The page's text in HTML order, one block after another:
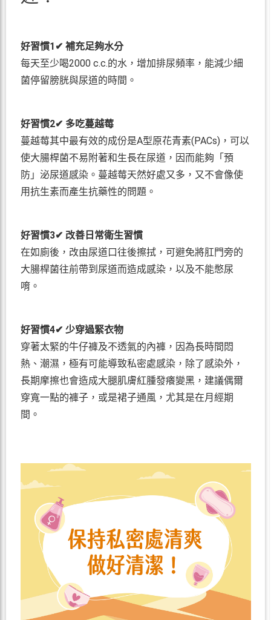
好習慣1✔ 補充足夠水分
每天至少喝2000 c.c.的水，增加排尿頻率，能減少細
菌停留膀胱與尿道的時間。
好習慣2✔ 多吃蔓越莓
蔓越莓其中最有效的成份是A型原花青素(PACs)，可以
使大腸桿菌不易附著和生長在尿道，因而能夠「預
防」泌尿道感染。蔓越莓天然好處又多，又不會像使
用抗生素而產生抗藥性的問題。
好習慣3✔ 改善日常衛生習慣
在如廁後，改由尿道口往後擦拭，可避免將肛門旁的
大腸桿菌往前帶到尿道而造成感染，以及不能憋尿
唷。
好習慣4✔ 少穿過緊衣物
穿著太緊的牛仔褲及不透氣的內褲，因為長時間悶
熱、潮濕，極有可能導致私密處感染，除了感染外，
長期摩擦也會造成大腿肌膚紅腫發癢變黑，建議偶爾
穿寬一點的褲子，或是裙子通風，尤其是在月經期
間。